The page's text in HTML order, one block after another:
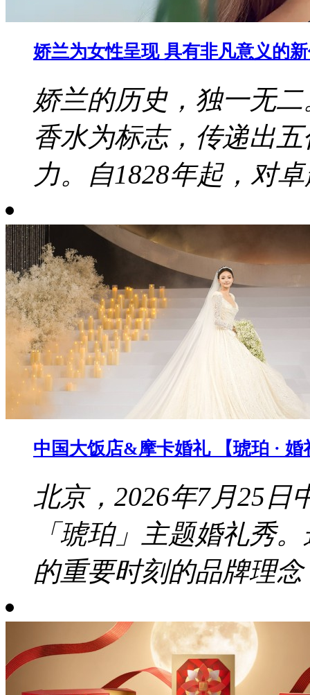
娇兰为女性呈现 具有非凡意义的
娇兰的历史，独一无
香水为标志，传递出
力。自1828年起，对
中国大饭店&摩卡婚礼 【琥珀 ·
北京，2026年7月25日
「琥珀」主题婚礼秀
的重要时刻的品牌理念